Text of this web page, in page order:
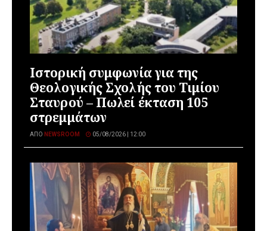
Ιστορική συμφωνία για της
Θεολογικής Σχολής του Τιμίου
Σταυρού – Πωλεί έκταση 105
στρεμμάτων
ΑΠΌ NEWSROOM 05/08/2026 | 12:00